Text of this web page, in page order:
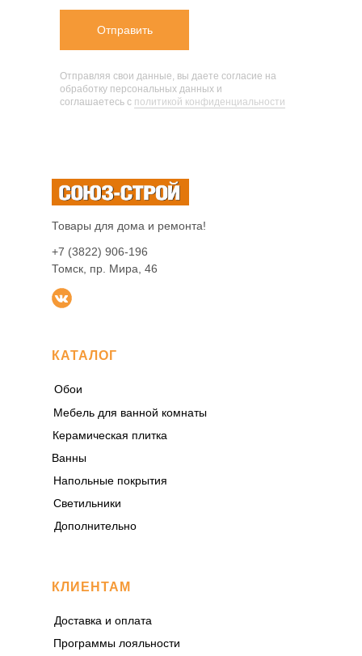
Отправить
Отправляя свои данные, вы даете согласие на
обработку персональных данных и
соглашаетесь c политикой конфиденциальности
КАТАЛОГ
КЛИЕНТАМ
Товары для дома и ремонта!
Обои
Мебель для ванной комнаты
Доставка и оплата
Программы лояльности
+7 (3822) 906-196
Томск, пр. Мира, 46
Напольные покрытия
Светильники
Дополнительно
Керамическая плитка
Ванны